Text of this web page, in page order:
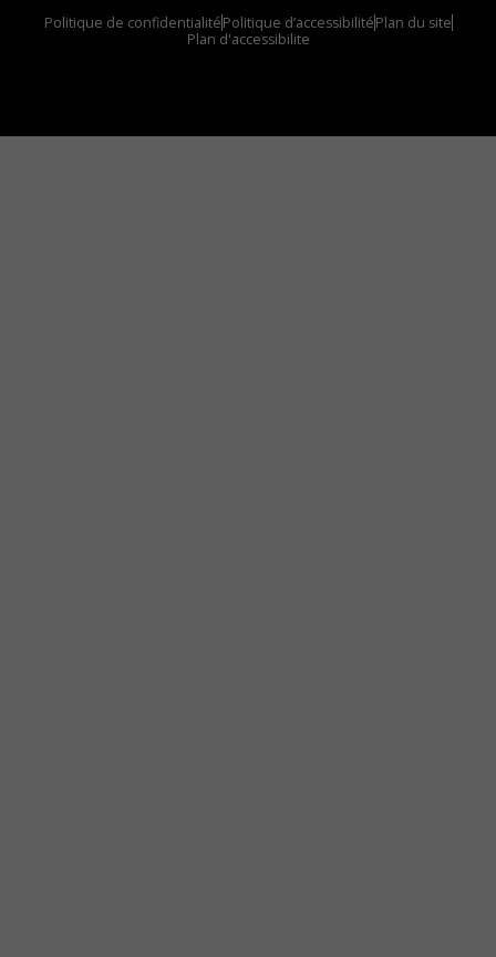
Politique de confidentialitéPolitique d’accessibilitéPlan du site
Plan d'accessibilite